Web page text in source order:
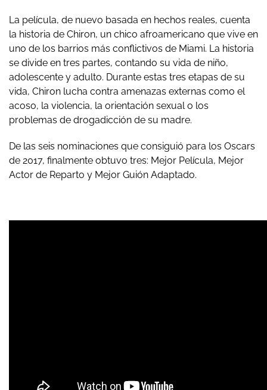
La película, de nuevo basada en hechos reales, cuenta
la historia de Chiron, un chico afroamericano que vive en
uno de los barrios más conflictivos de Miami. La historia
se divide en tres partes, contando su vida de niño,
adolescente y adulto. Durante estas tres etapas de su
vida, Chiron lucha contra amenazas externas como el
acoso, la violencia, la orientación sexual o los
problemas de drogadicción de su madre.
De las seis nominaciones que consiguió para los Oscars
de 2017, finalmente obtuvo tres: Mejor Película, Mejor
Actor de Reparto y Mejor Guión Adaptado.